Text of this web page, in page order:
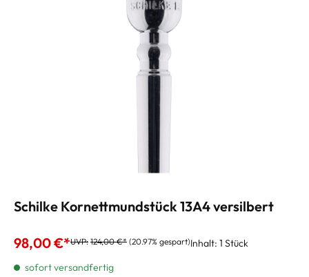
Schilke Kornettmundstück 13A4 versilbert
98,00 €*UVP: 124,00 €* (20.97% gespart)Inhalt: 1 Stück
sofort versandfertig